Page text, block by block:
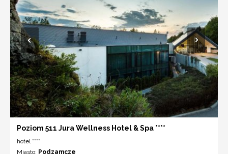
Poziom 511 Jura Wellness Hotel & Spa ****
hotel ****
Miasto: Podzamcze